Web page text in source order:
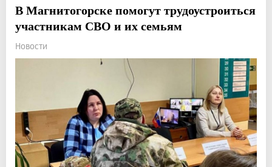
В Магнитогорске помогут трудоустроиться
участникам СВО и их семьям
Новости